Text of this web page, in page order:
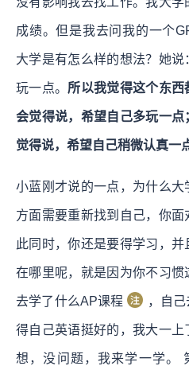
成绩。但是我去问我的一个
大学是有怎么样的想法？她
玩一点。 所以我觉得这个东
会觉得说，希望自己多玩一
觉得说，希望自己稍微认真一
小蓝刚才说的一点，为什么
方面需要重新找到自己，你
此同时，你还是要得学习，
在哪里呢，就是因为你不习
去学了什么AP课程 ，自
得自己英语挺好的，我大一
想，没问题，我来学一学。